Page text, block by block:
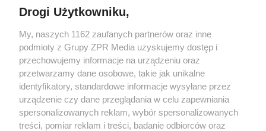
Drogi Użytkowniku,
My, naszych 1162 zaufanych partnerów oraz inne
podmioty z Grupy ZPR Media uzyskujemy dostęp i
przechowujemy informacje na urządzeniu oraz
przetwarzamy dane osobowe, takie jak unikalne
identyfikatory, standardowe informacje wysyłane przez
urządzenie czy dane przeglądania w celu zapewniania
spersonalizowanych reklam, wybór spersonalizowanych
treści, pomiar reklam i treści, badanie odbiorców oraz